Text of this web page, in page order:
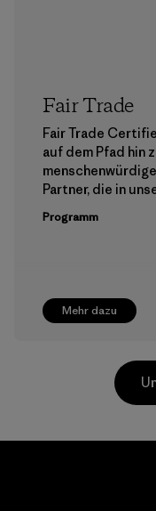
Mehr dazu
Fair Trade
Fair Trade
auf dem Pfad hin
Partner, die in
Programm